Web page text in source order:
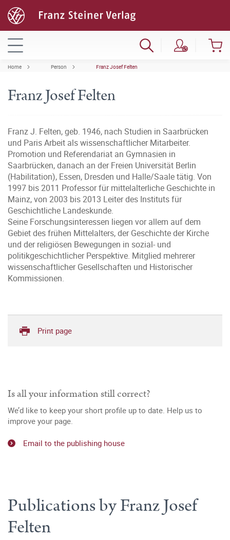
Home Person Franz Josef Felten
Franz Josef Felten
Franz J. Felten, geb. 1946, nach Studien in Saarbrücken
und Paris Arbeit als wissenschaftlicher Mitarbeiter.
Promotion und Referendariat an Gymnasien in
Saarbrücken, danach an der Freien Universität Berlin
(Habilitation), Essen, Dresden und Halle/Saale tätig. Von
1997 bis 2011 Professor für mittelalterliche Geschichte in
Mainz, von 2003 bis 2013 Leiter des Instituts für
Geschichtliche Landeskunde.
Seine Forschungsinteressen liegen vor allem auf dem
Gebiet des frühen Mittelalters, der Geschichte der Kirche
und der religiösen Bewegungen in sozial- und
politikgeschichtlicher Perspektive. Mitglied mehrerer
wissenschaftlicher Gesellschaften und Historischer
Kommissionen.
Print page
Is all your information still correct?
We’d like to keep your short profile up to date. Help us to
improve your page.
Email to the publishing house
Publications by Franz Josef
Felten